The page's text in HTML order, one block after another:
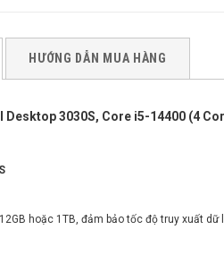
HƯỚNG DẪN MUA HÀNG
3030S, Core i5-14400 (4
hoặc 1TB, đảm bảo tốc độ truy xuất